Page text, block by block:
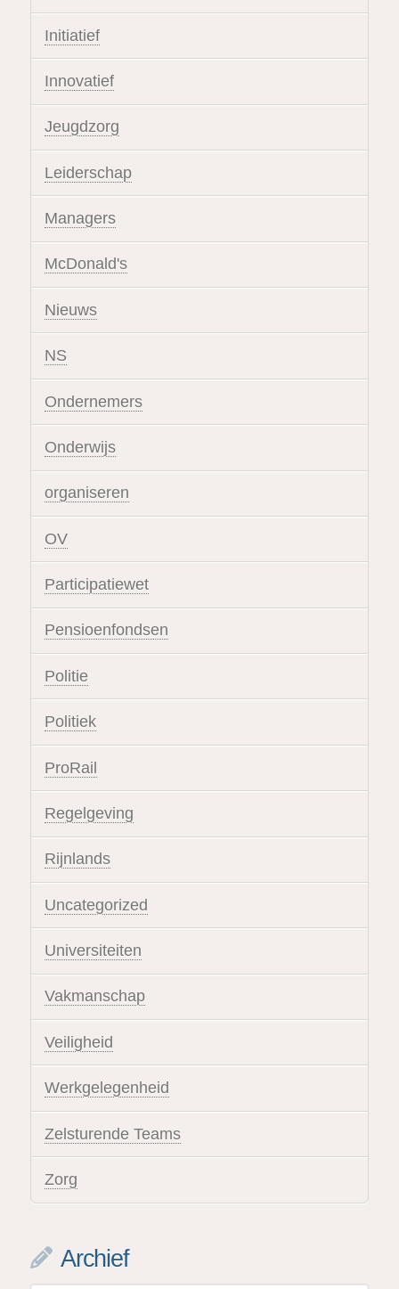
Initiatief
Innovatief
Jeugdzorg
Leiderschap
Managers
McDonald's
Nieuws
NS
Ondernemers
Onderwijs
organiseren
OV
Participatiewet
Pensioenfondsen
Politie
Politiek
ProRail
Regelgeving
Rijnlands
Uncategorized
Universiteiten
Vakmanschap
Veiligheid
Werkgelegenheid
Zelsturende Teams
Zorg
Archief